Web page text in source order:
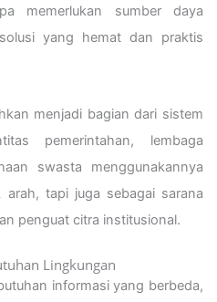
memerlukan sumber daya
yang hemat dan praktis
menjadi bagian dari sistem
pemerintahan, lembaga
swasta menggunakannya
tapi juga sebagai sarana
penguat citra institusional.
Lingkungan
informasi yang berbeda,